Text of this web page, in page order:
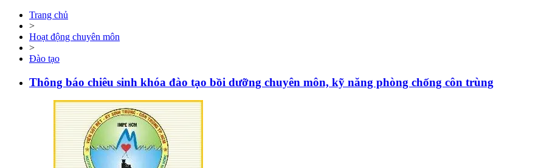
Trang chủ
>
Hoạt động chuyên môn
>
Đào tạo
Thông báo chiêu sinh khóa đào tạo bồi dưỡng chuyên môn, kỹ năng phòng chống côn trùng